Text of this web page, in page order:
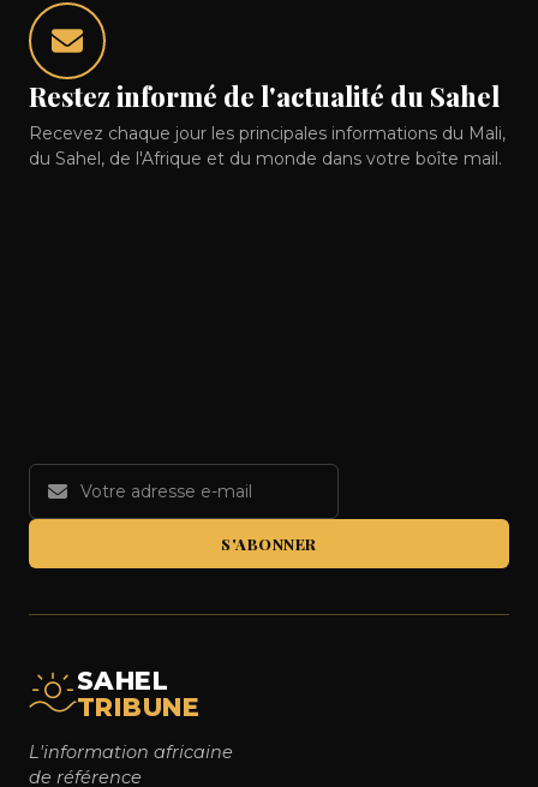
Restez informé de l'actualité du Sahel
Recevez chaque jour les principales informations du Mali,
du Sahel, de l'Afrique et du monde dans votre boîte mail.
S'ABONNER
SAHEL
TRIBUNE
L'information africaine
de référence